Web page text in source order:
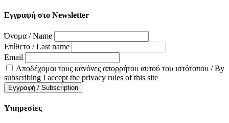
Εγγραφή στο Newsletter
Όνομα / Name
Επίθετο / Last name
Email
Αποδέχομαι τους κανόνες απορρήτου αυτού του ιστότοπου / By
subscribing I accept the privacy rules of this site
Υπηρεσίες